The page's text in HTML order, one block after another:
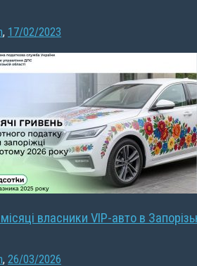
, 17/02/2023
власники VIP-авто в
, 26/03/2026